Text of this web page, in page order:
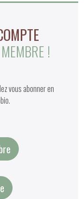
!
vous abonner en